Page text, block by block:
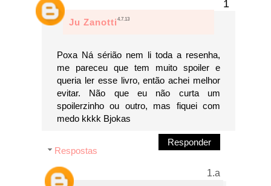
Ju Zanotti 4.7.13
Poxa Ná sérião nem li toda a resenha,
me pareceu que tem muito spoiler e
queria ler esse livro, então achei melhor
evitar. Não que eu não curta um
spoilerzinho ou outro, mas fiquei com
medo kkkk Bjokas
Responder
Respostas